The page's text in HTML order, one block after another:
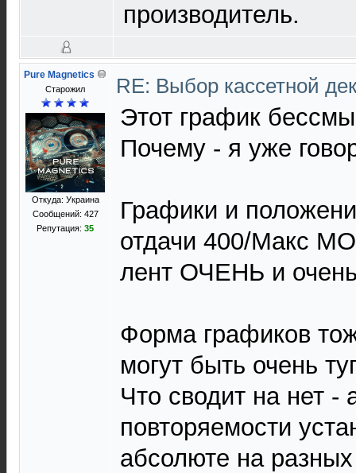
производитель.
Pure Magnetics
Старожил
Откуда: Украина
Сообщений: 427
Репутация: 35
RE: Выбор кассетной
Этот график
Почему - я уже
Графики и
отдачи 400/Макс
лент ОЧЕНЬ и
Форма графиков
могут быть очень
Что сводит на нет -
повторяемости
абсолюте на